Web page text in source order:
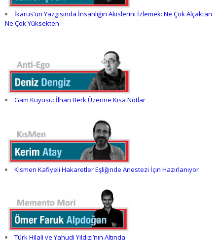
İkarus’un Yazgısında İnsanlığın Akislerini İzlemek: Ne Çok Alçaktan
Ne Çok Yüksekten
Gam Kuyusu: İlhan Berk Üzerine Kısa Notlar
Kısmen Kafiyeli Hakaretler Eşliğinde Anestezi İçin Hazırlanıyor
Türk Hilali ve Yahudi Yıldızı’nın Altında